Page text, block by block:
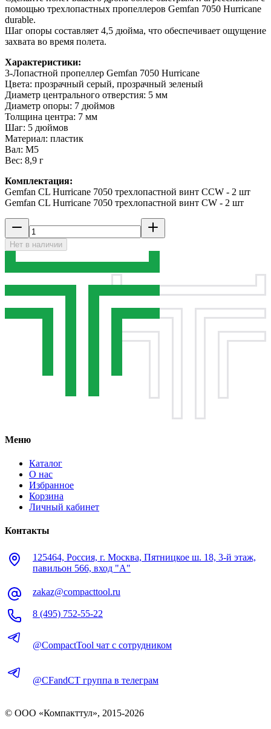
помощью трехлопастных пропеллеров Gemfan 7050 Hurricane
durable.
Шаг опоры составляет 4,5 дюйма, что обеспечивает ощущение
захвата во время полета.
Характеристики:
3-Лопастной пропеллер Gemfan 7050 Hurricane
Цвета: прозрачный серый, прозрачный зеленый
Диаметр центрального отверстия: 5 мм
Диаметр опоры: 7 дюймов
Толщина центра: 7 мм
Шаг: 5 дюймов
Материал: пластик
Вал: M5
Вес: 8,9 г
Комплектация:
Gemfan CL Hurricane 7050 трехлопастной винт СCW - 2 шт
Gemfan CL Hurricane 7050 трехлопастной винт CW - 2 шт
Нет в наличии
Меню
Каталог
О нас
Избранное
Корзина
Личный кабинет
Контакты
125464, Россия, г. Москва, Пятницкое ш. 18, 3-й этаж,
павильон 566, вход "А"
zakaz@compacttool.ru
8 (495) 752-55-22
@CompactTool чат с сотрудником
@CFandCT группа в телеграм
© OOO «Компакттул», 2015-2026